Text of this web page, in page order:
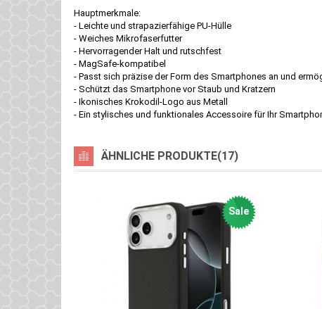
Hauptmerkmale:
- Leichte und strapazierfähige PU-Hülle
- Weiches Mikrofaserfutter
- Hervorragender Halt und rutschfest
- MagSafe-kompatibel
- Passt sich präzise der Form des Smartphones an und
- Schützt das Smartphone vor Staub und Kratzern
- Ikonisches Krokodil-Logo aus Metall
- Ein stylisches und funktionales Accessoire für Ihr
ÄHNLICHE PRODUKTE(17)
Sale